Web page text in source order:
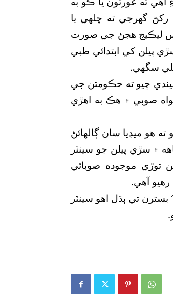
رکڻ گھرجي ته چلهي يا
ليڪيج هجڻ جي صورت
پيلن کي ابتدائي طبي
سگھي.
چيو ته حڪومتن جي
صوبي ۾ هڪ به اهڙي
هو ميڊيا سان ڳالهائڻ
۾ سڙي پيلن جو سينٽر
توڙي موجوده صوبائي
آهي.
هن جو چوڻ آهي ته جيڪڏهن اهو سينٽر مڪمل ٿي ويو ته پوءِ 120 بسترن تي ٻڌل اهو سينٽر